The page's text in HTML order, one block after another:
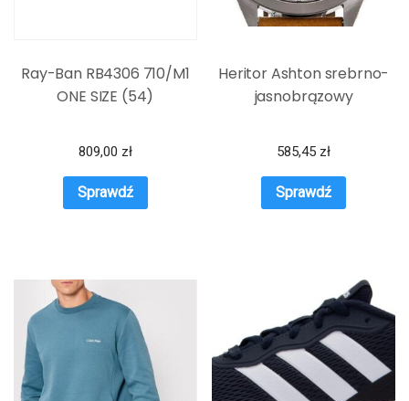
Ray-Ban RB4306 710/M1
ONE SIZE (54)
809,00 zł
Sprawdź
Heritor Ashton srebrno-
jasnobrązowy
585,45 zł
Sprawdź